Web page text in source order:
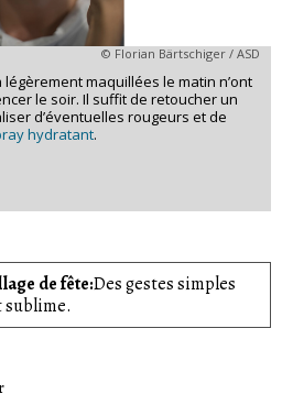
© Florian Bärtschiger / ASD
maquillées le matin n’ont
le soir. Il suffit de retoucher un
d’éventuelles rougeurs et de
hydratant.
de fête Des gestes simples
sublime.